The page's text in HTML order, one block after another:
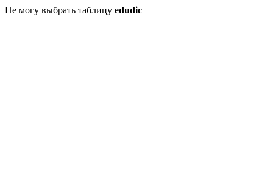
Не могу выбрать таблицу edudic